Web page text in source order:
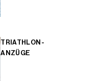
TRIATHLON-
ANZÜGE